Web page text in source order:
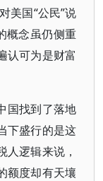
美国“公民”说
概念虽仍侧重
认可为是财富
国找到了落地
下盛行的是这
逻辑来说，
额度却有天壤